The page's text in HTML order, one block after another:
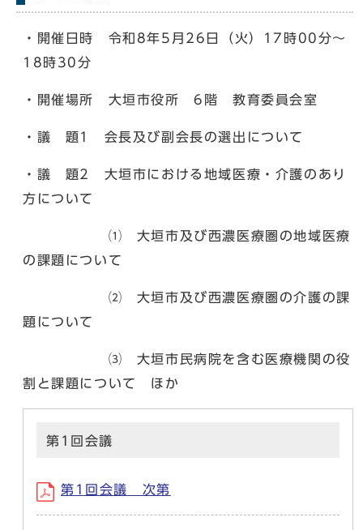
・開催日時 令和8年5月26日（火）17時00分～
18時30分
・開催場所 大垣市役所 6階 教育委員会室
・議 題1 会長及び副会長の選出について
・議 題2 大垣市における地域医療・介護のあり
方について
⑴ 大垣市及び西濃医療圏の地域医療
の課題について
⑵ 大垣市及び西濃医療圏の介護の課
題について
⑶ 大垣市民病院を含む医療機関の役
割と課題について ほか
第1回会議
第1回会議 次第